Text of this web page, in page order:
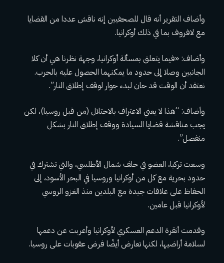
وأضاف التقرير أنه قال للصحفيين إنه ناقش عددا من القضايا
مع لافروف بما في ذلك أوكرانيا.
وأضاف: «فيما يتعلق بمسألة أوكرانيا، وجهة نظرنا هي أن كلا
الجانبين وصلا إلى حدود ما يمكنهما الحصول عليه بالحرب.
نعتقد أن الوقت قد حان لبدء حوار لوقف إطلاق النار”.
وأضاف: “هذا لا يعني الاعتراف بالاحتلال (من قبل روسيا)، لكن
يجب مناقشة قضايا السيادة ووقف إطلاق النار بشكل
منفصل”.
وسعت تركيا، العضو في حلف شمال الأطلسي، والتي تشترك في
حدود بحرية مع كل من أوكرانيا وروسيا في البحر الأسود، إلى
الحفاظ على علاقات جيدة مع البلدين منذ الغزو الروسي
لأوكرانيا قبل عامين.
وقدمت أنقرة الدعم العسكري لأوكرانيا وأعربت عن دعمها
لسلامة أراضيها، لكنها تعارض أيضًا فرض عقوبات على روسيا.